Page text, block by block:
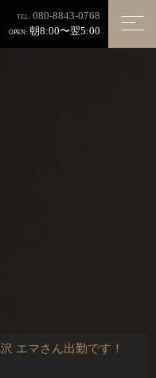
TEL: 080-8843-0768
OPEN: 朝8:00〜翌5:00
エマさん出勤です！